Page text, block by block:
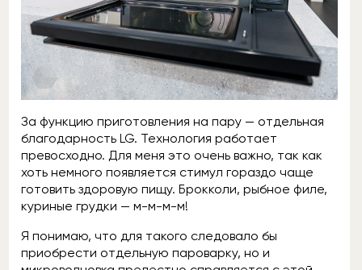
За функцию приготовления на пару — отдельная
благодарность LG. Технология работает
превосходно. Для меня это очень важно, так как
хоть немного появляется стимул гораздо чаще
готовить здоровую пищу. Брокколи, рыбное филе,
куриные грудки — м-м-м-м!
Я понимаю, что для такого следовало бы
приобрести отдельную пароварку, но и